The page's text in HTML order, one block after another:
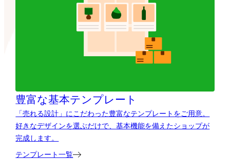
豊富な基本テンプレート
「売れる設計」にこだわった豊富なテンプレートをご用意。
好きなデザインを選ぶだけで、基本機能を備えたショップが
完成します。
テンプレート一覧